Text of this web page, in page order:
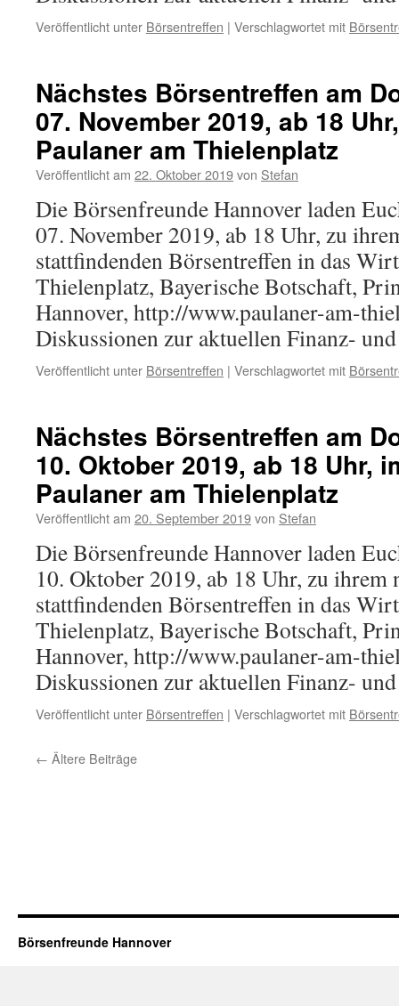
Veröffentlicht unter Börsentreffen | Verschlagwortet mit
Nächstes Börsentreffen am
07. November 2019, ab 18
Paulaner am Thielenplatz
Veröffentlicht am 22. Oktober 2019von Stefan
Die Börsenfreunde Hannover laden
07. November 2019, ab 18 Uhr, zu
stattfindenden Börsentreffen in das
Thielenplatz, Bayerische Botschaft,
Hannover, http://www.paulaner-am-
Diskussionen zur aktuellen Finanz-
Veröffentlicht unter Börsentreffen | Verschlagwortet mit
Nächstes Börsentreffen am
10. Oktober 2019, ab 18 Uhr,
Paulaner am Thielenplatz
Veröffentlicht am 20. September 2019von Stefan
Die Börsenfreunde Hannover laden
10. Oktober 2019, ab 18 Uhr, zu ihrem
stattfindenden Börsentreffen in das
Thielenplatz, Bayerische Botschaft,
Hannover, http://www.paulaner-am-
Diskussionen zur aktuellen Finanz-
Veröffentlicht unter Börsentreffen | Verschlagwortet mit
← Ältere Beiträge
Börsenfreunde Hannover